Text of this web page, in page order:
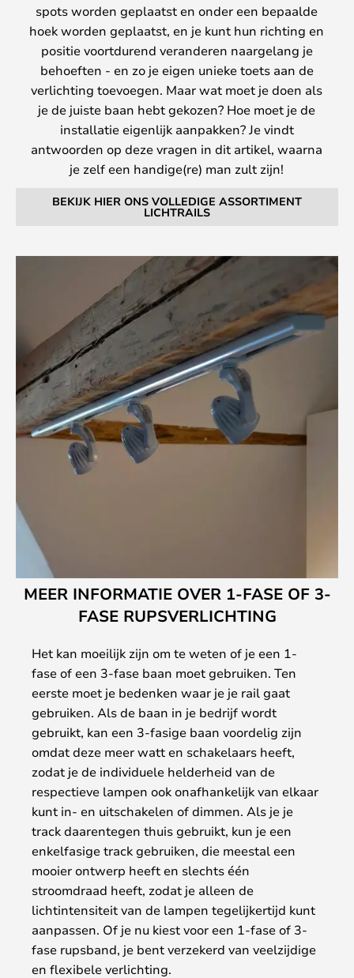
spots worden geplaatst en onder een bepaalde
hoek worden geplaatst, en je kunt hun richting en
positie voortdurend veranderen naargelang je
behoeften - en zo je eigen unieke toets aan de
verlichting toevoegen. Maar wat moet je doen als
je de juiste baan hebt gekozen? Hoe moet je de
installatie eigenlijk aanpakken? Je vindt
antwoorden op deze vragen in dit artikel, waarna
je zelf een handige(re) man zult zijn!
BEKIJK HIER ONS VOLLEDIGE ASSORTIMENT
LICHTRAILS
MEER INFORMATIE OVER 1-FASE OF 3-
FASE RUPSVERLICHTING
Het kan moeilijk zijn om te weten of je een 1-
fase of een 3-fase baan moet gebruiken. Ten
eerste moet je bedenken waar je je rail gaat
gebruiken. Als de baan in je bedrijf wordt
gebruikt, kan een 3-fasige baan voordelig zijn
omdat deze meer watt en schakelaars heeft,
zodat je de individuele helderheid van de
respectieve lampen ook onafhankelijk van elkaar
kunt in- en uitschakelen of dimmen. Als je je
track daarentegen thuis gebruikt, kun je een
enkelfasige track gebruiken, die meestal een
mooier ontwerp heeft en slechts één
stroomdraad heeft, zodat je alleen de
lichtintensiteit van de lampen tegelijkertijd kunt
aanpassen. Of je nu kiest voor een 1-fase of 3-
fase rupsband, je bent verzekerd van veelzijdige
en flexibele verlichting.